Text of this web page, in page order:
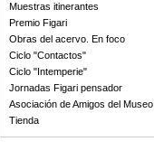
Muestras itinerantes
Premio Figari
Obras del acervo. En foco
Ciclo "Contactos"
Ciclo "Intemperie"
Jornadas Figari pensador
Asociación de Amigos del Museo
Tienda